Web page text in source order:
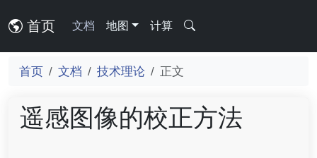
首页 文档 地图 计算
首页 文档 技术理论 正文
遥感图像的校正方法